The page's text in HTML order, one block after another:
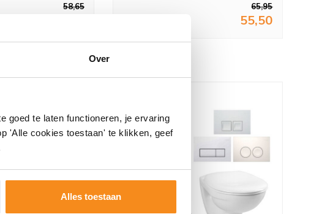
Over
goed te laten functioneren, je ervaring
'Alle cookies toestaan' te klikken, geef
Alles toestaan
58,65 65,95
55,50